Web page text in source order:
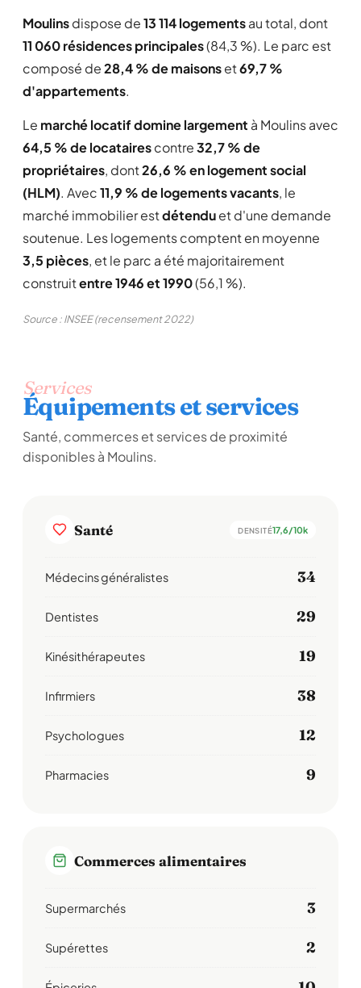
Moulinsdispose de13 114 logementsau total, dont
11 060 résidences principales(84,3 %). Le parc est
composé de28,4 % de maisonset69,7 %
d'appartements.
Le marché locatif domine largement à Moulins avec
64,5 % de locatairescontre32,7 % de
propriétaires, dont26,6 % en logement social
(HLM). Avec11,9 % de logements vacants, le
marché immobilier estdétenduet d'une demande
soutenue. Les logements comptent en moyenne
3,5 pièces, et le parc a été majoritairement
construitentre 1946 et 1990(56,1 %).
Source : INSEE (recensement 2022)
Services
Équipements et services
Santé, commerces et services de proximité
disponibles à Moulins.
Santé DENSITÉ17,6/10k
Médecins généralistes 34
Dentistes 29
Kinésithérapeutes 19
Infirmiers 38
Psychologues 12
Pharmacies 9
Commerces alimentaires
Supermarchés 3
Supérettes 2